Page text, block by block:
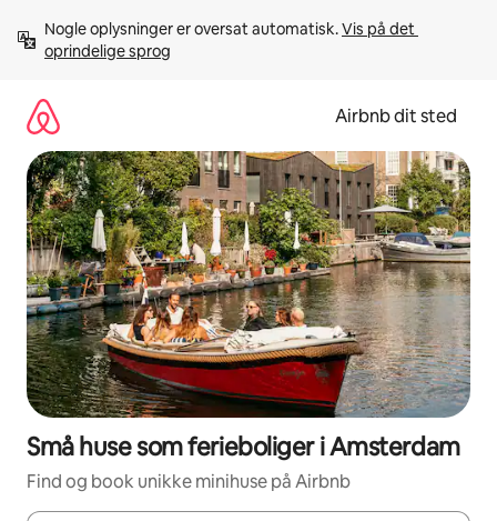
videre
Nogle oplysninger er oversat automatisk. Vis på det
oprindelige sprog
Airbnb dit sted
Små huse som ferieboliger i Amsterdam
Find og book unikke minihuse på Airbnb